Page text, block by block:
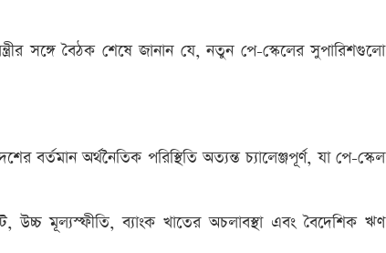
সঙ্গে বৈঠক শেষে জানান যে, নতুন পে-স্কেলের সুপারিশগুলো
বর্তমান অর্থনৈতিক পরিস্থিতি অত্যন্ত চ্যালেঞ্জপূর্ণ, যা পে-স্কেল
উচ্চ মূল্যস্ফীতি, ব্যাংক খাতের অচলাবস্থা এবং বৈদেশিক ঋণ